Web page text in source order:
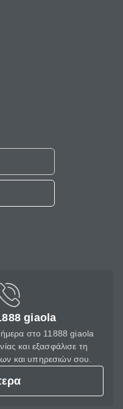
giaola
στο 11888 giaola
και εξασφάλισε τη
και υπηρεσιών σου.